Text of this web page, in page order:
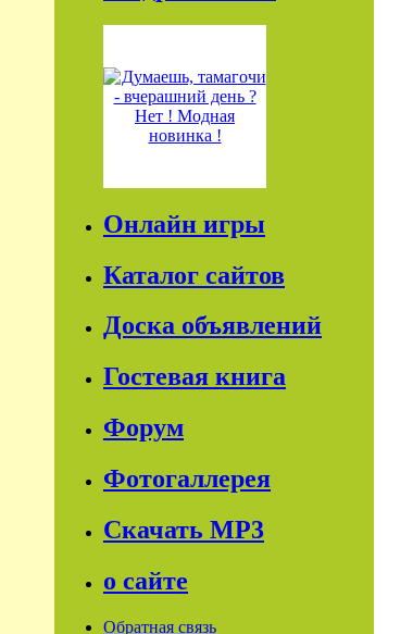
Онлайн игры
Каталог сайтов
Доска объявлений
Гостевая книга
Форум
Фотогаллерея
Скачать МР3
о сайте
Обратная связь